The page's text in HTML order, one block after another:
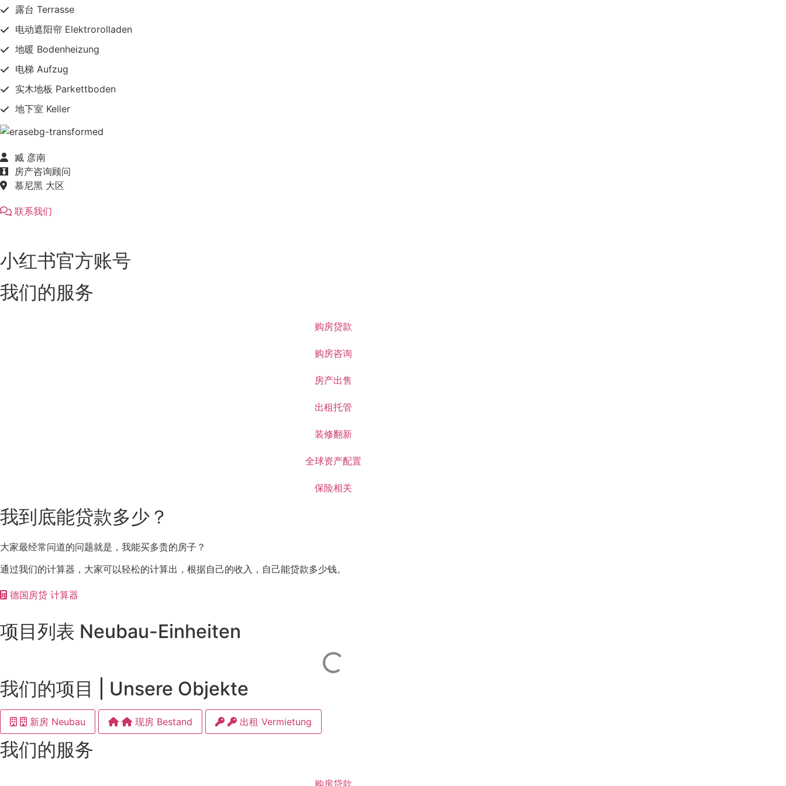
露台 Terrasse
电动遮阳帘 Elektrorolladen
地暖 Bodenheizung
电梯 Aufzug
实木地板 Parkettboden
地下室 Keller
臧 彦南
房产咨询顾问
慕尼黑 大区
联系我们
小红书官方账号
我们的服务
购房贷款
购房咨询
房产出售
出租托管
装修翻新
全球资产配置
保险相关
我到底能贷款多少？
大家最经常问道的问题就是，我能买多贵的房子？
通过我们的计算器，大家可以轻松的计算出，根据自己的收入，自己能贷款多少钱。
德国房贷 计算器
项目列表 Neubau-Einheiten
我们的项目 | Unsere Objekte
新房 Neubau 现房 Bestand 出租 Vermietung
我们的服务